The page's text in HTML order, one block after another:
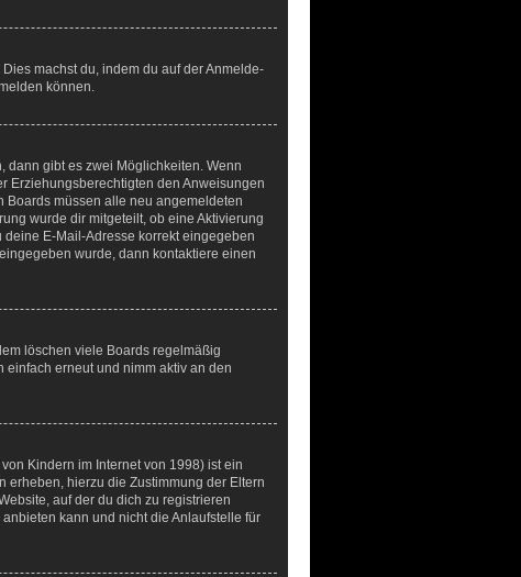
machst du, indem du auf der Anmelde-
können.
dann gibt es zwei Möglichkeiten. Wenn
Erziehungsberechtigten den Anweisungen
Boards müssen alle neu angemeldeten
wurde dir mitgeteilt, ob eine Aktivierung
E-Mail-Adresse korrekt eingegeben
wurde, dann kontaktiere einen
löschen viele Boards regelmäßig
erneut und nimm aktiv an den
Kindern im Internet von 1998) ist ein
erheben, hierzu die Zustimmung der Eltern
auf der du dich zu registrieren
kann und nicht die Anlaufstelle für